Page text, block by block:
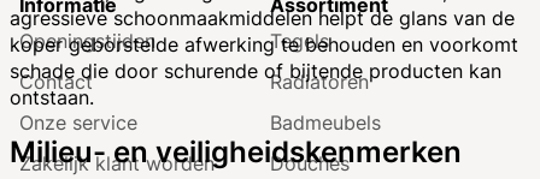
agressieve schoonmaakmiddelen helpt de glans van de
koper geborstelde afwerking te behouden en voorkomt
schade die door schurende of bijtende producten kan
ontstaan.
Milieu- en veiligheidskenmerken
Openingstijden
Contact
Onze service
Zakelijk klant worden
Tegels
Radiatoren
Badmeubels
Douches